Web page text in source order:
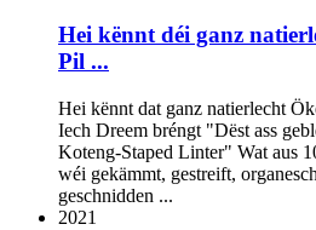
Hei kënnt déi ganz
Pil ...
Hei kënnt dat ganz natierlecht
Iech Dreem bréngt "Dëst ass
Koteng-Staped Linter" Wat aus
wéi gekämmt, gestreift,
geschnidden ...
2021